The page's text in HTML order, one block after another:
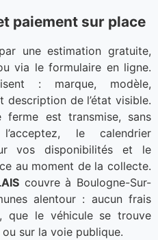
paiement sur place
une estimation gratuite,
via le formulaire en ligne.
: marque, modèle,
de l’état visible.
est transmise, sans
le calendrier
vos disponibilités et le
au moment de la collecte.
couvre à Boulogne-Sur-
alentour : aucun frais
que le véhicule se trouve
sur la voie publique.